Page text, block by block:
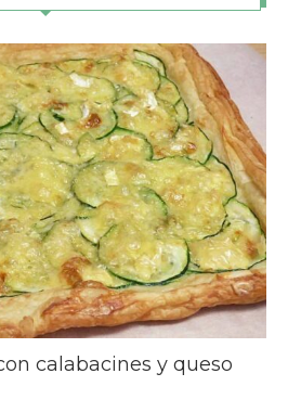
calabacines y queso